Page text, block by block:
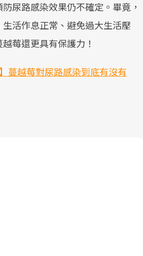
尿路感染效果仍不確定。畢竟，
活作息正常、避免過大生活壓
莓還更具有保護力！
蔓越莓對尿路感染到底有沒有